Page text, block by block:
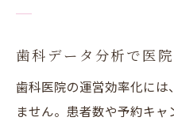
歯科データ分析で医
歯科医院の運営効率化に
ません。患者数や予約キ